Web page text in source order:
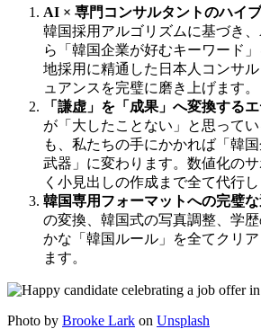
AI × 専門コンサルタントのハイ
韓国採用アルゴリズムに基づき
ら「韓国企業が好むキーワード
地採用に精通した日本人コンサ
ュアンスを完璧に磨き上げます。
「謙虚」を「成果」へ変換する
が「大したことない」と思って
も、私たちの手にかかれば「韓
武器」に変わります。数値化のサ
く小見出しの作成まで全て代行し
韓国専用フォーマットへの完璧
の変換、韓国式の写真調整、学
かな「韓国ルール」を全てクリ
ます。
Photo by Brooke Lark on Unsplash